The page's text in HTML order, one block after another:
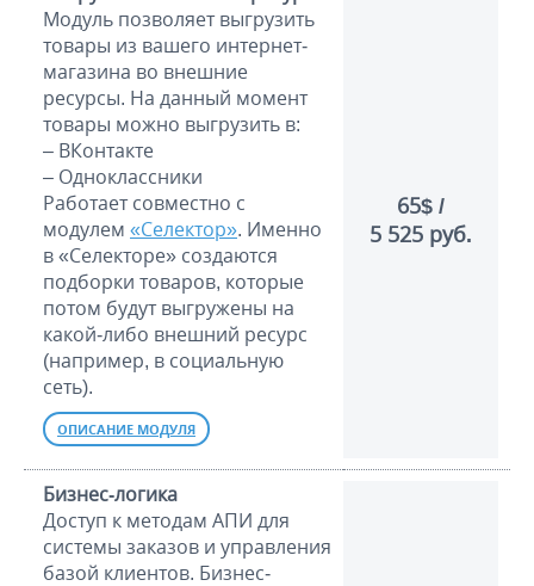
Модуль позволяет выгрузить
товары из вашего интернет-
магазина во внешние
ресурсы. На данный момент
товары можно выгрузить в:
– ВКонтакте
– Одноклассники
Работает совместно с
модулем «Селектор». Именно
в «Селекторе» создаются
подборки товаров, которые
потом будут выгружены на
какой-либо внешний ресурс
(например, в социальную
сеть).
ОПИСАНИЕ МОДУЛЯ
65$ /
5 525 руб.
Бизнес-логика
Доступ к методам АПИ для
системы заказов и управления
базой клиентов. Бизнес-